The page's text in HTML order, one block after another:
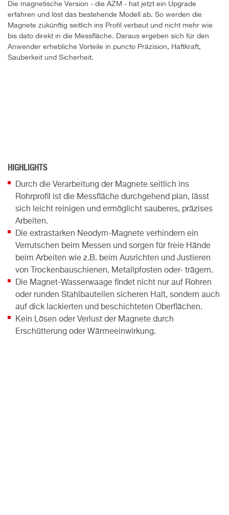
Die magnetische Version - die AZM - hat jetzt ein Upgrade
erfahren und löst das bestehende Modell ab. So werden die
Magnete zukünftig seitlich ins Profil verbaut und nicht mehr wie
bis dato direkt in die Messfläche. Daraus ergeben sich für den
Anwender erhebliche Vorteile in puncto Präzision, Haftkraft,
Sauberkeit und Sicherheit.
HIGHLIGHTS
Durch die Verarbeitung der Magnete seitlich ins
Rohrprofil ist die Messfläche durchgehend plan, lässt
sich leicht reinigen und ermöglicht sauberes, präzises
Arbeiten.
Die extrastarken Neodym-Magnete verhindern ein
Verrutschen beim Messen und sorgen für freie Hände
beim Arbeiten wie z.B. beim Ausrichten und Justieren
von Trockenbauschienen, Metallpfosten oder- trägern.
Die Magnet-Wasserwaage findet nicht nur auf Rohren
oder runden Stahlbauteilen sicheren Halt, sondern auch
auf dick lackierten und beschichteten Oberflächen.
Kein Lösen oder Verlust der Magnete durch
Erschütterung oder Wärmeeinwirkung.